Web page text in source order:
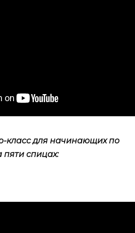
класс для начинающих по
пяти спицах: